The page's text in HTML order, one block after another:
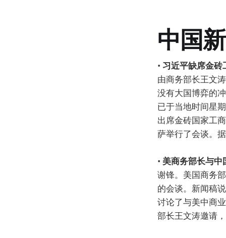
中国
• 习近平缺席金砖
由商务部长王文
没有大国博弈的
已于当地时间星
出席金砖国家工
萨举行了会谈。
• 美商务部长与中
谢锋。美国商务
的会谈。新闻稿
讨论了与美中商
部长王文涛邀请